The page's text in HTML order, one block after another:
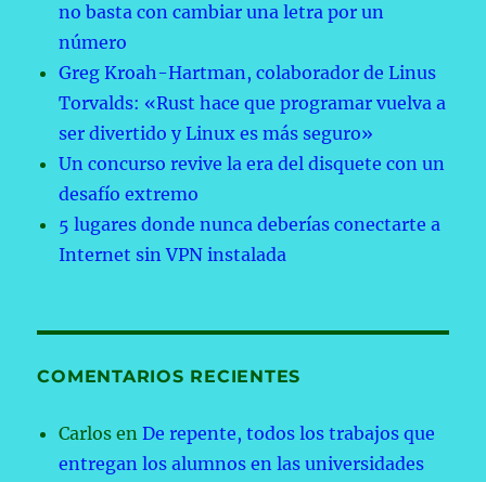
no basta con cambiar una letra por un
número
Greg Kroah-Hartman, colaborador de Linus
Torvalds: «Rust hace que programar vuelva a
ser divertido y Linux es más seguro»
Un concurso revive la era del disquete con un
desafío extremo
5 lugares donde nunca deberías conectarte a
Internet sin VPN instalada
COMENTARIOS RECIENTES
Carlos enDe repente, todos los trabajos que
entregan los alumnos en las universidades